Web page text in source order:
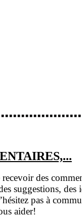
des
suggestions, des
pas à
aider!